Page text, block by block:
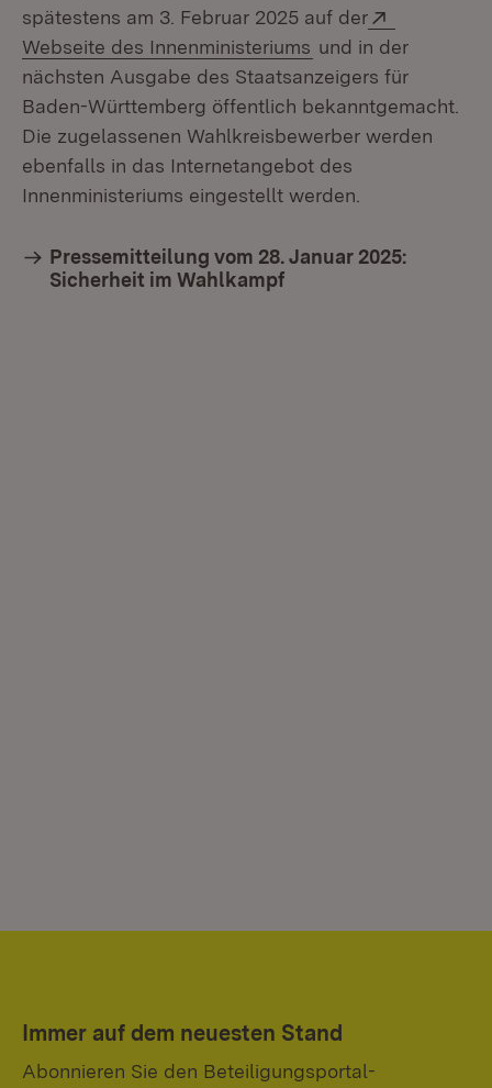
spätestens am 3. Februar 2025 auf der
Webseite des Innenministeriums (Öffnet in neuem
und in der
nächsten Ausgabe des Staatsanzeigers für
Baden-Württemberg öffentlich bekanntgemacht.
Die zugelassenen Wahlkreisbewerber werden
ebenfalls in das Internetangebot des
Innenministeriums eingestellt werden.
Pressemitteilung vom 28. Januar 2025:
Sicherheit im Wahlkampf
Immer auf dem neuesten Stand
Abonnieren Sie den Beteiligungsportal-